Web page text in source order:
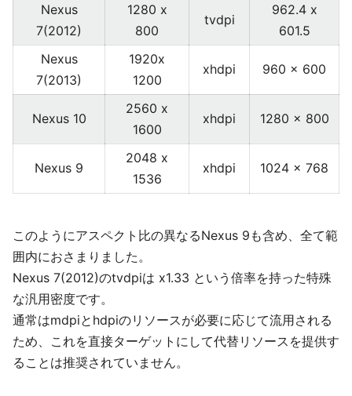
Nexus
7(2012)
1280 x
800
tvdpi
962.4 x
601.5
Nexus
7(2013)
1920x
1200
xhdpi 960 x 600
Nexus 10
2560 x
1600
xhdpi 1280 x 800
Nexus 9
2048 x
1536
xhdpi 1024 x 768
このようにアスペクト比の異なるNexus 9も含め、全て範
囲内におさまりました。
Nexus 7(2012)のtvdpiは x1.33 という倍率を持った特殊
な汎用密度です。
通常はmdpiとhdpiのリソースが必要に応じて流用される
ため、これを直接ターゲットにして代替リソースを提供す
ることは推奨されていません。